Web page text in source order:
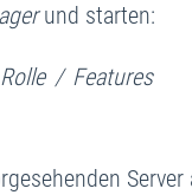
und starten:
/ Features